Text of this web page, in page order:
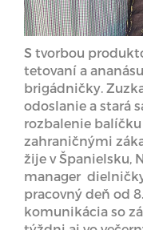
S tvorbou
tetovaní a
brigádničky.
odoslanie a stará
rozbalenie
zahraničnými
žije v Španielsku,
manager
pracovný deň od
komunikácia so